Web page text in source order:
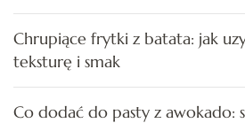
Chrupiące frytki z batata: jak
teksturę i smak
Co dodać do pasty z awokado: